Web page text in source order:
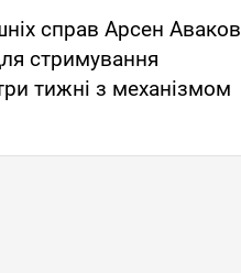
справ Арсен Аваков
стримування
тижні з механізмом